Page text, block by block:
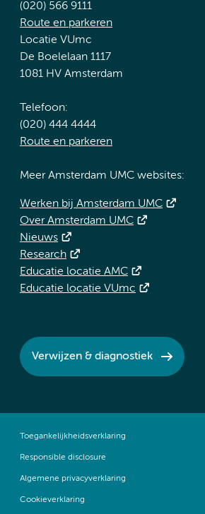
(020) 566 9111
Route en parkeren
Locatie VUmc
De Boelelaan 1117
1081 HV Amsterdam
Telefoon:
(020) 444 4444
Route en parkeren
Meer Amsterdam UMC websites:
Werken bij Amsterdam UMC
Over Amsterdam UMC
Nieuws
Research
Educatie locatie AMC
Educatie locatie VUmc
Verwijzen & diagnostiek
Toegankelijkheidsverklaring
Responsible disclosure
Algemene privacyverklaring
Cookieverklaring